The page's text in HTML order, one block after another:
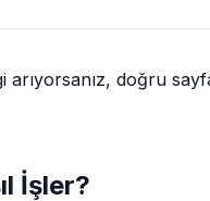
arıyorsanız, doğru
İşler?